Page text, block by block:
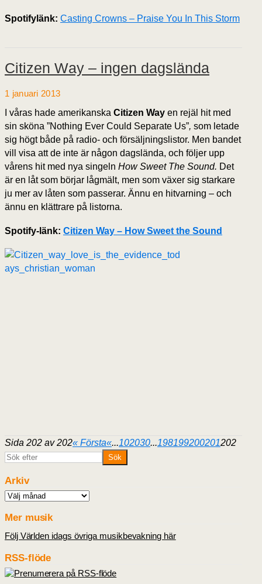
Spotifylänk: Casting Crowns – Praise You In This Storm
Citizen Way – ingen dagslända
1 januari 2013
I våras hade amerikanska Citizen Way en rejäl hit med
sin sköna ”Nothing Ever Could Separate Us”, som letade
sig högt både på radio- och försäljningslistor. Men bandet
vill visa att de inte är någon dagslända, och följer upp
vårens hit med nya singeln How Sweet The Sound. Det
är en låt som börjar lågmält, men som växer sig starkare
ju mer av låten som passerar. Ännu en hitvarning – och
ännu en klättrare på listorna.
Spotify-länk: Citizen Way – How Sweet the Sound
Sida 202 av 202« Första«...102030...198199200201202
Arkiv
Arkiv
Mer musik
Följ Världen idags övriga musikbevakning här
RSS-flöde